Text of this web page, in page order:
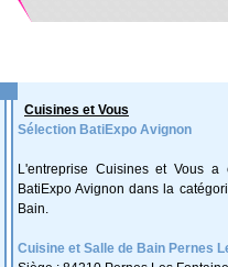
Cuisines et Vous
Sélection BatiExpo Avignon
L'entreprise Cuisines et Vous a
BatiExpo Avignon dans la
Bain.
Cuisine et Salle de Bain Pernes